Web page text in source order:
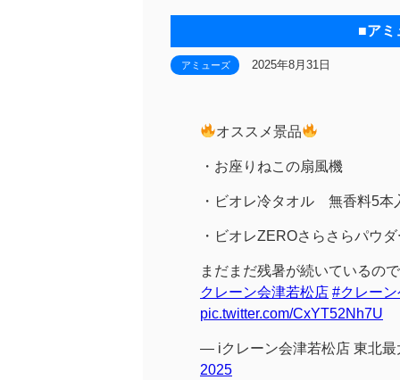
■アミ
アミューズ 2025年8月31日
オススメ景品
・お座りねこの扇風機
・ビオレ冷タオル 無香料5
・ビオレZEROさらさらパウ
まだまだ残暑が続いているの
クレーン会津若松店 #クレー
pic.twitter.com/CxYT52Nh7U
— iクレーン会津若松店 東北
2025